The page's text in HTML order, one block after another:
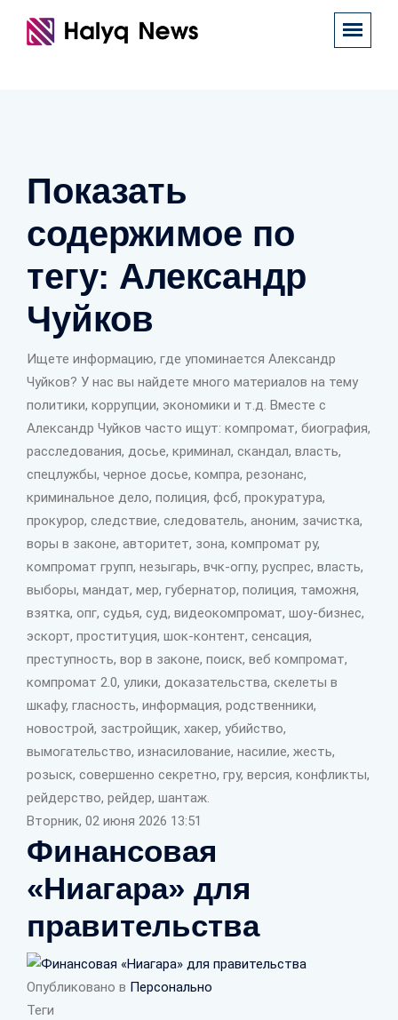
Показать
содержимое по
тегу: Александр
Чуйков
Ищете информацию, где упоминается Александр
Чуйков? У нас вы найдете много материалов на тему
политики, коррупции, экономики и т.д. Вместе с
Александр Чуйков часто ищут: компромат, биография,
расследования, досье, криминал, скандал, власть,
спецлужбы, черное досье, компра, резонанс,
криминальное дело, полиция, фсб, прокуратура,
прокурор, следствие, следователь, аноним, зачистка,
воры в законе, авторитет, зона, компромат ру,
компромат групп, незыгарь, вчк-огпу, руспрес, власть,
выборы, мандат, мер, губернатор, полиция, таможня,
взятка, опг, судья, суд, видеокомпромат, шоу-бизнес,
эскорт, проституция, шок-контент, сенсация,
преступность, вор в законе, поиск, веб компромат,
компромат 2.0, улики, доказательства, скелеты в
шкафу, гласность, информация, родственники,
новострой, застройщик, хакер, убийство,
вымогательство, изнасилование, насилие, жесть,
розыск, совершенно секретно, гру, версия, конфликты,
рейдерство, рейдер, шантаж.
Вторник, 02 июня 2026 13:51
Финансовая
«Ниагара» для
правительства
Опубликовано в Персонально
Теги